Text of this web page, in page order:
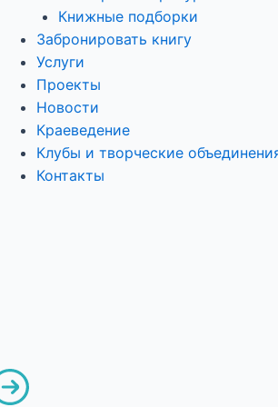
Книжные подборки
Забронировать книгу
Услуги
Проекты
Новости
Краеведение
Клубы и творческие
Контакты